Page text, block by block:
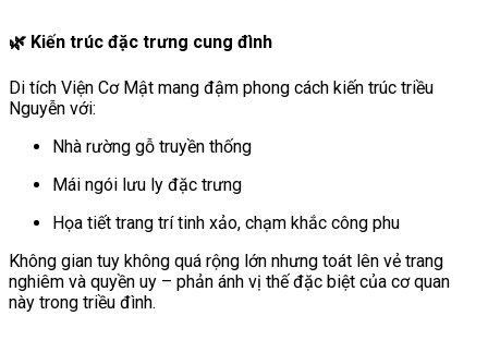
🌿 Kiến trúc đặc trưng cung đình
Di tích Viện Cơ Mật mang đậm phong cách kiến trúc triều
Nguyễn với:
Nhà rường gỗ truyền thống
Mái ngói lưu ly đặc trưng
Họa tiết trang trí tinh xảo, chạm khắc công phu
Không gian tuy không quá rộng lớn nhưng toát lên vẻ trang
nghiêm và quyền uy – phản ánh vị thế đặc biệt của cơ quan
này trong triều đình.